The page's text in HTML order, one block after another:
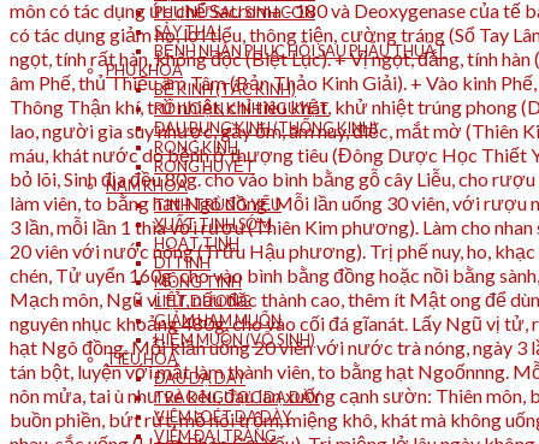
PHỤ NỮ SAU SINH CON
SẢY THAI
BỆNH NHÂN PHỤC HỒI SAU PHẪU THUẬT
PHỤ KHOA
BẾ KINH (TẮC KINH)
RỐI LOẠN KINH NGUYỆT
ĐAU BỤNG KINH (THỐNG KINH)
RONG KINH
RONG HUYẾT
NAM KHOA
TINH TRÙNG YẾU
XUẤT TINH SỚM
HOẠT TINH
DI TINH
MỘNG TINH
LIỆT DƯƠNG
GIẢM HAM MUỐN
HIẾM MUỘN (VÔ SINH)
TIÊU HÓA
ĐAU DẠ DÀY
TRÀO NGƯỢC DẠ DÀY
VIÊM LOÉT DẠ DÀY
VIÊM ĐẠI TRÀNG
môn có tác dụng ức chế Sacroma –180 và Deoxygenase của
có tác dụng giảm ho, lợi tiểu, thông tiện, cường tráng (Sổ Tay
ngọt, tính rất hàn, không độc (Biệt Lục). + Vị ngọt, đắng, tính
âm Phế, thủ Thiếu âm Tâm (Bản Thảo Kinh Giải). + Vào kinh
Thông Thận khí, trừ nhiệt, chỉ tiêu khát, khử nhiệt trúng phong
lao, người gìa suy nhược, gầy ốm, âm nuy, điếc, mắt mờ (Thiên
máu, khát nước do bệnh ở thượng tiêu (Đông Dược Học Thiết
bỏ lõi, Sinh địa đều 80g. cho vào bình bằng gỗ cây Liễu, cho
làm viên, to bằng hạt Ngô đồng. Mỗi lần uống 30 viên, với rượu
3 lần, mỗi lần 1 thìa với rượu (Thiên Kim phương). Làm cho
20 viên với nước nóng (Trửu Hậu phương). Trị phế nuy, ho,
chén, Tử uyển 160g. cho vào bình bằng đồng hoặc nồi bằng
Mạch môn, Ngũ vị tử, nấu đặc thành cao, thêm ít Mật ong để
nguyên nhục khoảng 480g. cho vào cối đá gĩanát. Lấy Ngũ vị
hạt Ngô đồng. Mỗi klần uống 20 viên với nước trà nóng, ngày 3
tán bột, luyện với mật làm thành viên, to bằng hạt Ngoốnnng.
nôn mửa, tai ù như ve kêu, đau lan xuống cạnh sườn: Thiên
buồn phiền, bứt rứt, mồ hôi trộm, miệng khô, khát mà không